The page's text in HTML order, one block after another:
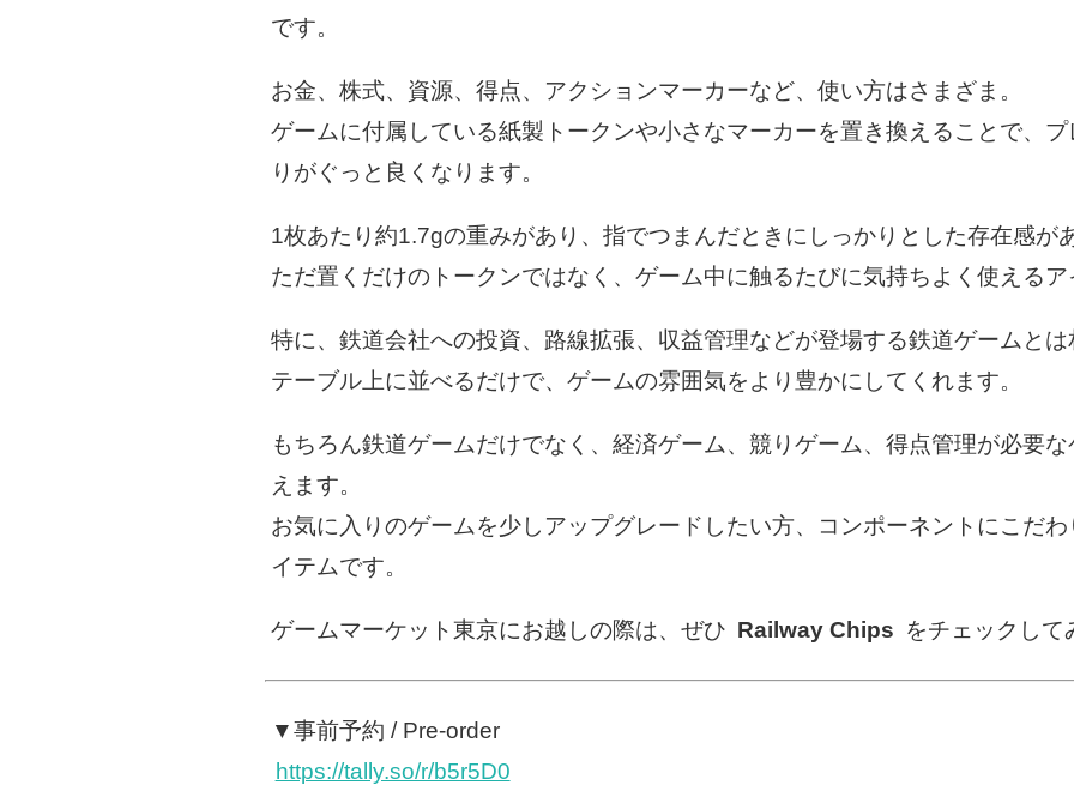
です。
お金、株式、資源、得点、アクションマーカーなど、使い方はさまざま。
ゲームに付属している紙製トークンや小さなマーカーを置き換えることで、
りがぐっと良くなります。
1枚あたり約1.7gの重みがあり、指でつまんだときにしっかりとした存在感が
ただ置くだけのトークンではなく、ゲーム中に触るたびに気持ちよく使えるア
特に、鉄道会社への投資、路線拡張、収益管理などが登場する鉄道ゲームとは
テーブル上に並べるだけで、ゲームの雰囲気をより豊かにしてくれます。
もちろん鉄道ゲームだけでなく、経済ゲーム、競りゲーム、得点管理が必要
えます。
お気に入りのゲームを少しアップグレードしたい方、コンポーネントにこだ
イテムです。
ゲームマーケット東京にお越しの際は、ぜひ Railway Chips をチェックして
▼事前予約 / Pre-order
https://tally.so/r/b5r5D0